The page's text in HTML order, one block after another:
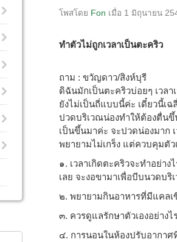
โพสโดย Fon เมื่อ 1 มิถุนายน
ทำตัวไม่ถูกเวลาเป็นตะคริว
ถาม : ขวัญดาว/สิงห์บุรี
ดิฉันมักเป็นตะคริวบ่อยๆ เวล
ยังไม่เป็นถี่แบบนี้ค่ะ เดี๋ยวนี้เ
ปวดบริเวณน่องทำให้ต้องตื่น
เป็นขึ้นมาค่ะ จะปวดน่องมาก
พยายามไม่เกร็ง แต่ควบคุมตั
๑. เวลาเกิดตะคริวจะทำอย่า
เลย จะงอขามาเพื่อบีบนวดบ
๒. พยายามกินอาหารที่มีแคล
๓. ควรดูแลรักษาตัวเองอย่าง
๔. การนอนในห้องปรับอากา